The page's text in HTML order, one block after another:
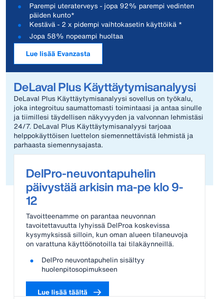
Parempi uteraterveys - jopa 92% parempi vedinten
päiden kunto*
Kestävä - 2 x pidempi vaihtokasetin käyttöikä *
Jopa 58% nopeampi huoltaa
Lue lisää Evanzasta
DeLaval Plus Käyttäytymisanalyysi
DeLaval Plus Käyttäytymisanalyysi sovellus on työkalu,
joka integroituu saumattomasti toimintaasi ja antaa sinulle
ja tiimillesi täydellisen näkyvyyden ja valvonnan lehmistäsi
24/7. DeLaval Plus Käyttäytymisanalyysi tarjoaa
helppokäyttöisen luettelon siemennettävistä lehmistä ja
parhaasta siemennysajasta.
DelPro-neuvontapuhelin
päivystää arkisin ma-pe klo 9-
12
Tavoitteenamme on parantaa neuvonnan
tavoitettavuutta lyhyissä DelProa koskevissa
kysymyksissä silloin, kun oman alueen tilaneuvoja
on varattuna käyttöönotoilla tai tilakäynneillä.
DelPro neuvontapuhelin sisältyy
huolenpitosopimukseen
Lue lisää täältä